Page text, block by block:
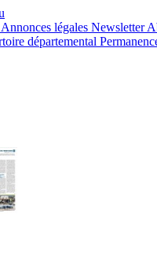
Annonces légales Newsletter
départemental
des cookies